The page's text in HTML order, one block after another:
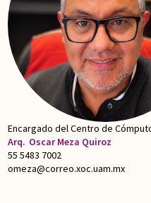
Encargado del Centro de
Arq. Oscar Meza Quiroz
55 5483 7002
omeza@correo.xoc.uam.mx